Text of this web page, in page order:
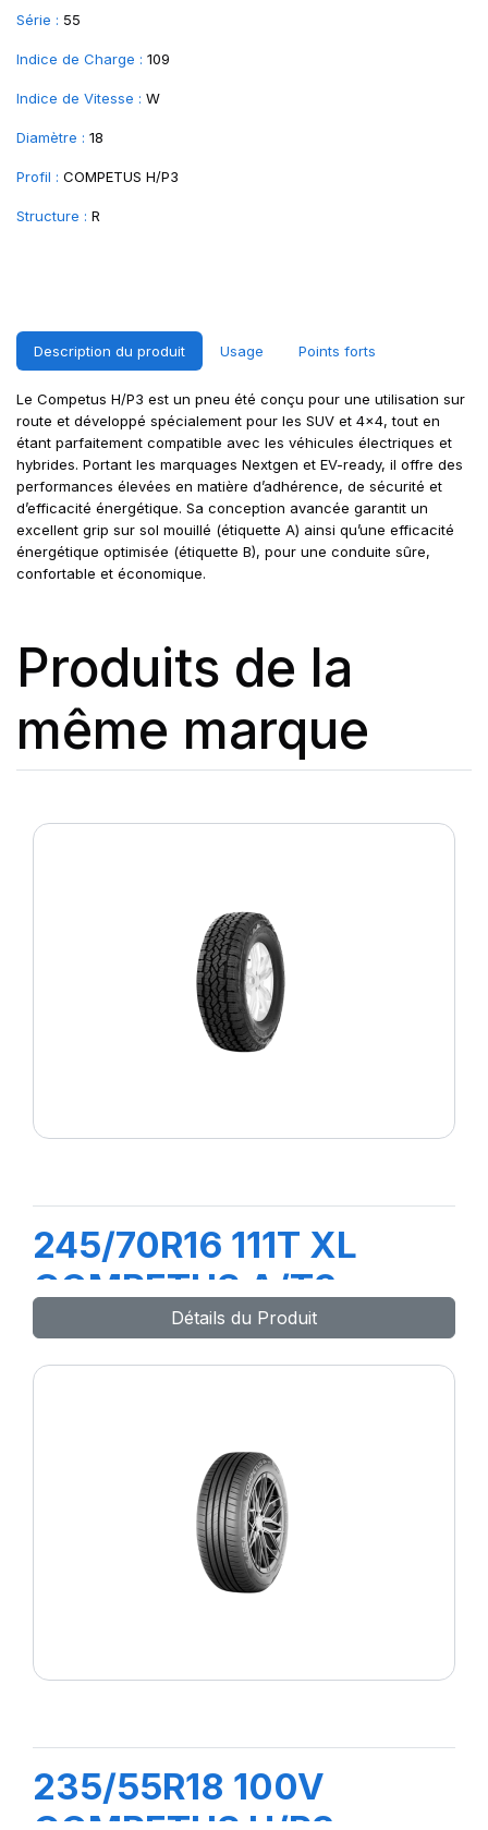
Série : 55
Indice de Charge : 109
Indice de Vitesse : W
Diamètre : 18
Profil : COMPETUS H/P3
Structure : R
Description du produit Usage Points forts
Le Competus H/P3 est un pneu été conçu pour une utilisation sur
route et développé spécialement pour les SUV et 4x4, tout en
étant parfaitement compatible avec les véhicules électriques et
hybrides. Portant les marquages Nextgen et EV-ready, il offre des
performances élevées en matière d’adhérence, de sécurité et
d’efficacité énergétique. Sa conception avancée garantit un
excellent grip sur sol mouillé (étiquette A) ainsi qu’une efficacité
énergétique optimisée (étiquette B), pour une conduite sûre,
confortable et économique.
Produits de la
même marque
245/70R16 111T XL
COMPETUS A/T3
Détails du Produit
235/55R18 100V